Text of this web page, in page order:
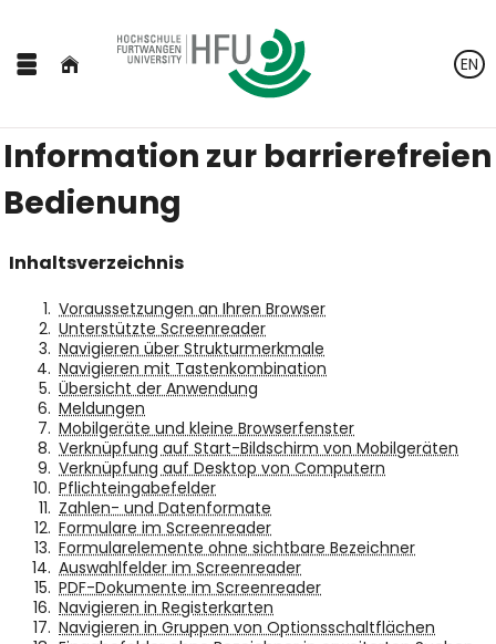
EN
Information zur barrierefreien
Bedienung
Inhaltsverzeichnis
Voraussetzungen an Ihren Browser
Unterstützte Screenreader
Navigieren über Strukturmerkmale
Navigieren mit Tastenkombination
Übersicht der Anwendung
Meldungen
Mobilgeräte und kleine Browserfenster
Verknüpfung auf Start-Bildschirm von Mobilgeräten
Verknüpfung auf Desktop von Computern
Pflichteingabefelder
Zahlen- und Datenformate
Formulare im Screenreader
Formularelemente ohne sichtbare Bezeichner
Auswahlfelder im Screenreader
PDF-Dokumente im Screenreader
Navigieren in Registerkarten
Navigieren in Gruppen von Optionsschaltflächen